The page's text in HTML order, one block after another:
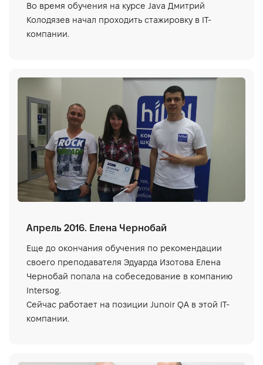
Во время обучения на курсе Java Дмитрий
Колодязев начал проходить стажировку в IT-
компании.
Апрель 2016. Елена Чернобай
Еще до окончания обучения по рекомендации
своего преподавателя Эдуарда Изотова Елена
Чернобай попала на собеседование в компанию
Intersog.
Сейчас работает на позиции Junoir QA в этой IT-
компании.